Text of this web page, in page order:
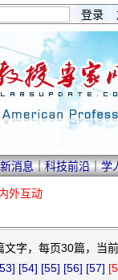
消息｜科技前沿｜学
外互动
文字，每页30篇，当
[54] [55] [56] [57]